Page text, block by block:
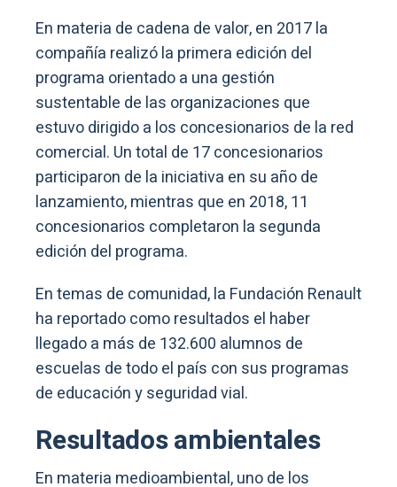
En materia de cadena de valor, en 2017 la
compañía realizó la primera edición del
programa orientado a una gestión
sustentable de las organizaciones que
estuvo dirigido a los concesionarios de la red
comercial. Un total de 17 concesionarios
participaron de la iniciativa en su año de
lanzamiento, mientras que en 2018, 11
concesionarios completaron la segunda
edición del programa.
En temas de comunidad, la Fundación Renault
ha reportado como resultados el haber
llegado a más de 132.600 alumnos de
escuelas de todo el país con sus programas
de educación y seguridad vial.
Resultados ambientales
En materia medioambiental, uno de los